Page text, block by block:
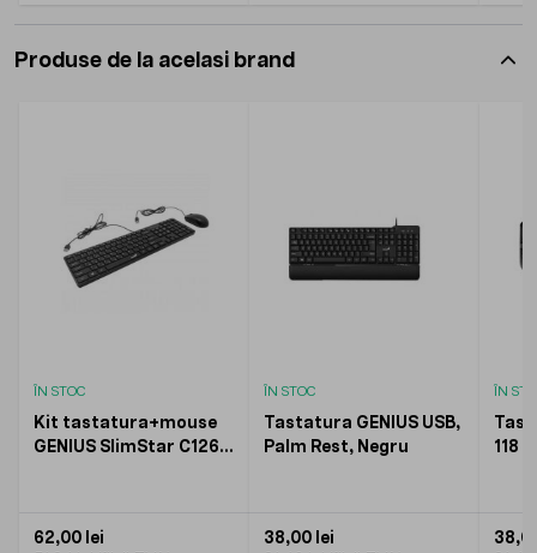
Produse de la acelasi brand
ÎN STOC
Kit tastatura+mouse
GENIUS SlimStar C126,
62,00 lei
ÎN STOC
Tastatura GENIUS USB,
Palm Rest, Negru
38,00 lei
ÎN
118